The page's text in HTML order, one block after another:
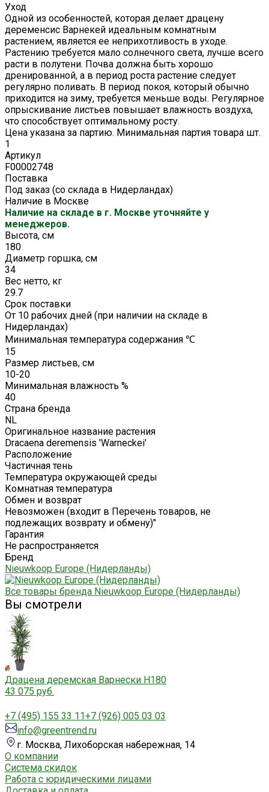
Уход
Одной из особенностей, которая делает драцену
деременсис Варнекей идеальным комнатным
растением, является ее неприхотливость в уходе.
Растению требуется мало солнечного света, лучше всего
расти в полутени. Почва должна быть хорошо
дренированной, а в период роста растение следует
регулярно поливать. В период покоя, который обычно
приходится на зиму, требуется меньше воды. Регулярное
опрыскивание листьев повышает влажность воздуха,
что способствует оптимальному росту.
Цена указана за партию. Минимальная партия товара шт.
1
Артикул
F00002748
Поставка
Под заказ (со склада в Нидерландах)
Наличие в Москве
Наличие на складе в г. Москве уточняйте у
менеджеров.
Высота, см
180
Диаметр горшка, см
34
Вес нетто, кг
29.7
Срок поставки
От 10 рабочих дней (при наличии на складе в
Нидерландах)
Минимальная температура содержания ℃
15
Размер листьев, см
10-20
Минимальная влажность %
40
Страна бренда
NL
Оригинальное название растения
Dracaena deremensis 'Warneckei'
Расположение
Частичная тень
Температура окружающей среды
Комнатная температура
Обмен и возврат
Невозможен (входит в Перечень товаров, не
подлежащих возврату и обмену)"
Гарантия
Не распространяется
Бренд
Nieuwkoop Europe (Нидерланды)
Все товары бренда Nieuwkoop Europe (Нидерланды)
Вы смотрели
Драцена деремская Варнески H180
43 075 руб.
+7 (495) 155 33 11+7 (926) 005 03 03
info@greentrend.ru
г. Москва, Лихоборская набережная, 14
О компании
Система скидок
Работа с юридическими лицами